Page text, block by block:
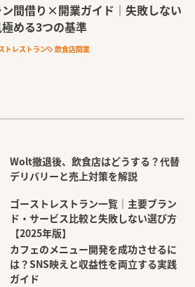
間借り×開業ガイド｜失敗しない
める3つの基準
トレストラン 飲食店開業
Wolt撤退後、飲食店はどうする？代替
デリバリーと売上対策を解説
ゴーストレストラン一覧｜主要ブラン
ド・サービス比較と失敗しない選び方
【2025年版】
カフェのメニュー開発を成功させるに
は？SNS映えと収益性を両立する実践
ガイド